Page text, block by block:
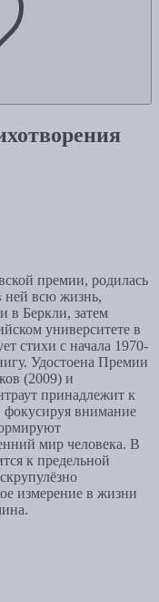
премии, родилась
ней всю жизнь,
в Беркли, затем
университете в
стихи с начала 1970-
Удостоена Премии
(2009) и
принадлежит к
фокусируя внимание
мир человека. В
к предельной
измерение в жизни